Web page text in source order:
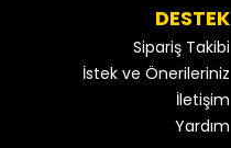
DESTEK
Sipariş Takibi
İstek ve Önerileriniz
İletişim
Yardım